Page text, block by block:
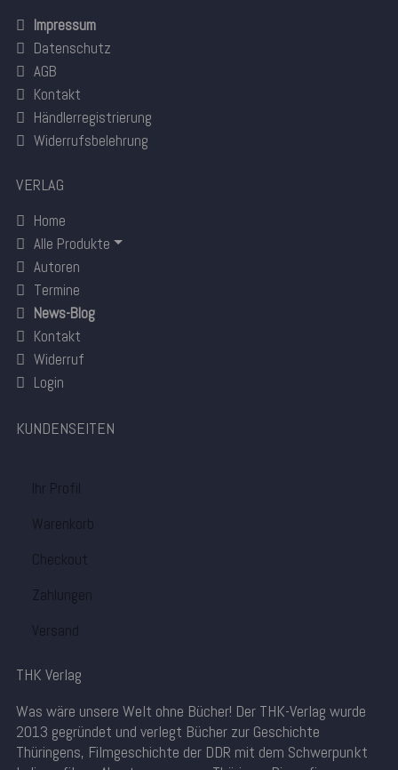
Impressum
Datenschutz
AGB
Kontakt
Händlerregistrierung
Widerrufsbelehrung
VERLAG
Home
Alle Produkte
Autoren
Termine
News-Blog
Kontakt
Widerruf
Login
KUNDENSEITEN
Ihr Profil
Warenkorb
Checkout
Zahlungen
Versand
THK Verlag
Was wäre unsere Welt ohne Bücher! Der THK-Verlag wurde
2013 gegründet und verlegt Bücher zur Geschichte
Thüringens, Filmgeschichte der DDR mit dem Schwerpunkt